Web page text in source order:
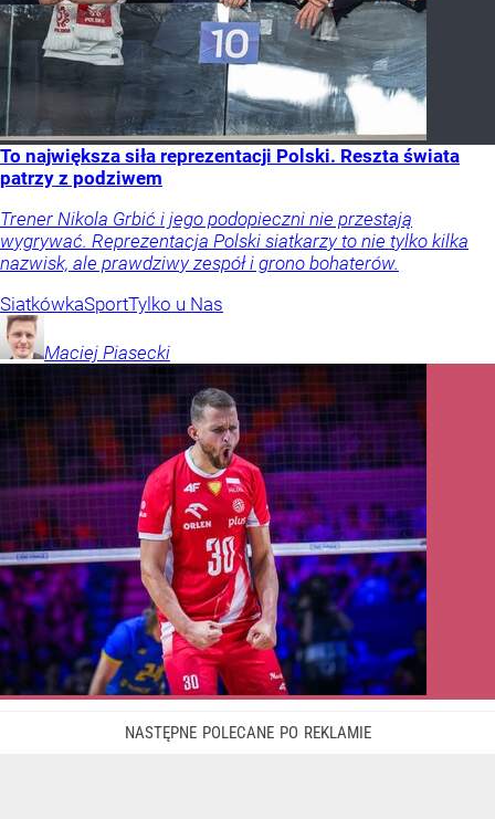
To największa siła reprezentacji Polski. Reszta świata
patrzy z podziwem
Trener Nikola Grbić i jego podopieczni nie przestają
wygrywać. Reprezentacja Polski siatkarzy to nie tylko kilka
nazwisk, ale prawdziwy zespół i grono bohaterów.
SiatkówkaSportTylko u Nas
Maciej Piasecki